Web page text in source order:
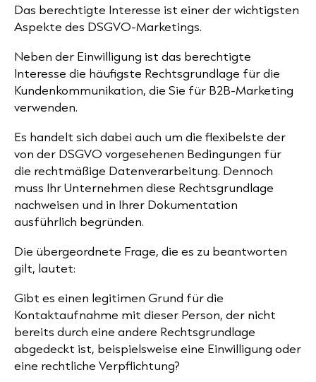
Das berechtigte Interesse ist einer der wichtigsten
Aspekte des DSGVO-Marketings.
Neben der Einwilligung ist das berechtigte
Interesse die häufigste Rechtsgrundlage für die
Kundenkommunikation, die Sie für B2B-Marketing
verwenden.
Es handelt sich dabei auch um die flexibelste der
von der DSGVO vorgesehenen Bedingungen für
die rechtmäßige Datenverarbeitung. Dennoch
muss Ihr Unternehmen diese Rechtsgrundlage
nachweisen und in Ihrer Dokumentation
ausführlich begründen.
Die übergeordnete Frage, die es zu beantworten
gilt, lautet:
Gibt es einen legitimen Grund für die
Kontaktaufnahme mit dieser Person, der nicht
bereits durch eine andere Rechtsgrundlage
abgedeckt ist, beispielsweise eine Einwilligung oder
eine rechtliche Verpflichtung?